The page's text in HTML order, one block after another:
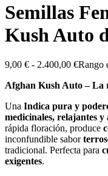
Semillas
Kush Auto
9,00 € - 2.400,00 €Rango
Afghan Kush Auto – La
Una Indica pura y
medicinales, relajantes y
rápida floración, produce
inconfundible sabor
tradicional. Perfecta para
exigentes.